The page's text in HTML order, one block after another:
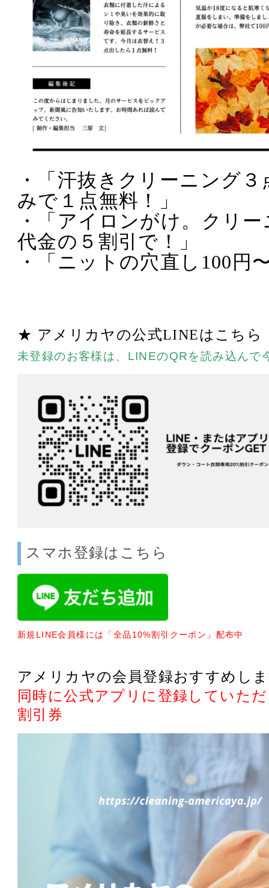
・「汗抜きクリーニング３
みで１点無料！」
・「アイロンがけ。クリ
代金の５割引で！」
・「ニットの穴直し100円
★ アメリカヤの公式LINEはこちら
未登録のお客様は、LINEのQRを読み込んで
スマホ登録はこちら
新規LINE会員様には「全品10%割引クーポン」配布中
アメリカヤの会員登録おすすめし
同時に公式アプリに登録していた
割引券